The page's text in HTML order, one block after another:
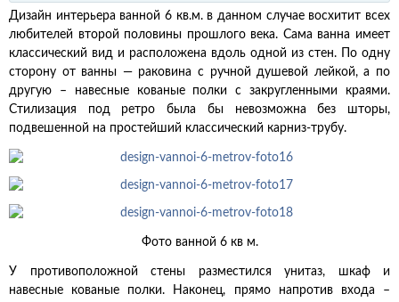
Дизайн интерьера ванной 6 кв.м. в данном случае восхитит всех
любителей второй половины прошлого века. Сама ванна имеет
классический вид и расположена вдоль одной из стен. По одну
сторону от ванны — раковина с ручной душевой лейкой, а по
другую – навесные кованые полки с закругленными краями.
Стилизация под ретро была бы невозможна без шторы,
подвешенной на простейший классический карниз-трубу.
Фото ванной 6 кв м.
У противоположной стены разместился унитаз, шкаф и
навесные кованые полки. Наконец, прямо напротив входа –